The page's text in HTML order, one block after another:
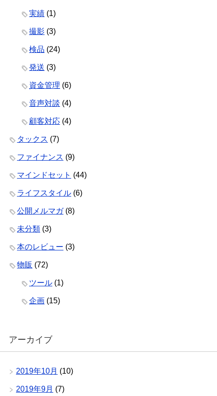
実績 (1)
撮影 (3)
検品 (24)
発送 (3)
資金管理 (6)
音声対談 (4)
顧客対応 (4)
タックス (7)
ファイナンス (9)
マインドセット (44)
ライフスタイル (6)
公開メルマガ(8)
未分類 (3)
本のレビュー (3)
物販 (72)
ツール (1)
企画 (15)
アーカイブ
2019年10月 (10)
2019年9月 (7)